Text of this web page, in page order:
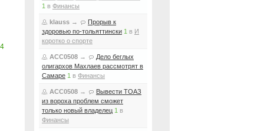
1 в Финансы
klauss →
Прорыв к
здоровью по-тольяттински 1 в И
коротко о спорте
ACC0508 →
Дело беглых
олигархов Махлаев рассмотрят в
Самаре 1 в Финансы
ACC0508 →
Вывести ТОАЗ
из вороха проблем сможет
только новый владелец 1 в
Финансы